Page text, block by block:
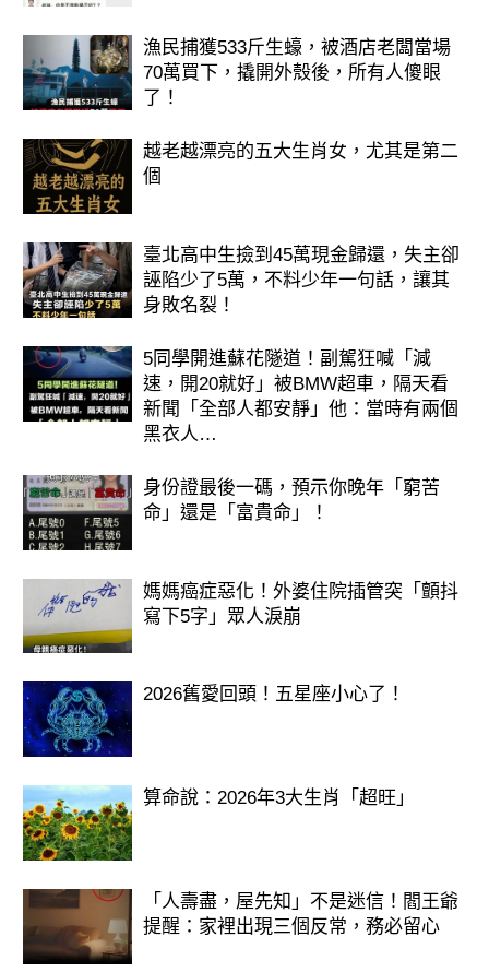
漁民捕獲533斤生蠔，被酒店老闆當場
70萬買下，撬開外殼後，所有人傻眼
了！
越老越漂亮的五大生肖女，尤其是第二
個
臺北高中生撿到45萬現金歸還，失主卻
誣陷少了5萬，不料少年一句話，讓其
身敗名裂！
5同學開進蘇花隧道！副駕狂喊「減
速，開20就好」被BMW超車，隔天看
新聞「全部人都安靜」他：當時有兩個
黑衣人…
身份證最後一碼，預示你晚年「窮苦
命」還是「富貴命」！
媽媽癌症惡化！外婆住院插管突「顫抖
寫下5字」眾人淚崩
2026舊愛回頭！五星座小心了！
算命說：2026年3大生肖「超旺」
「人壽盡，屋先知」不是迷信！閻王爺
提醒：家裡出現三個反常，務必留心